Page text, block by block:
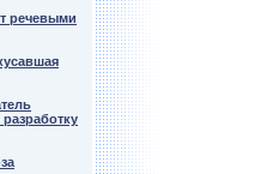
речевыми